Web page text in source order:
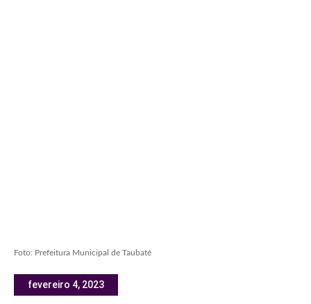
Foto: Prefeitura Municipal de Taubaté
fevereiro 4, 2023